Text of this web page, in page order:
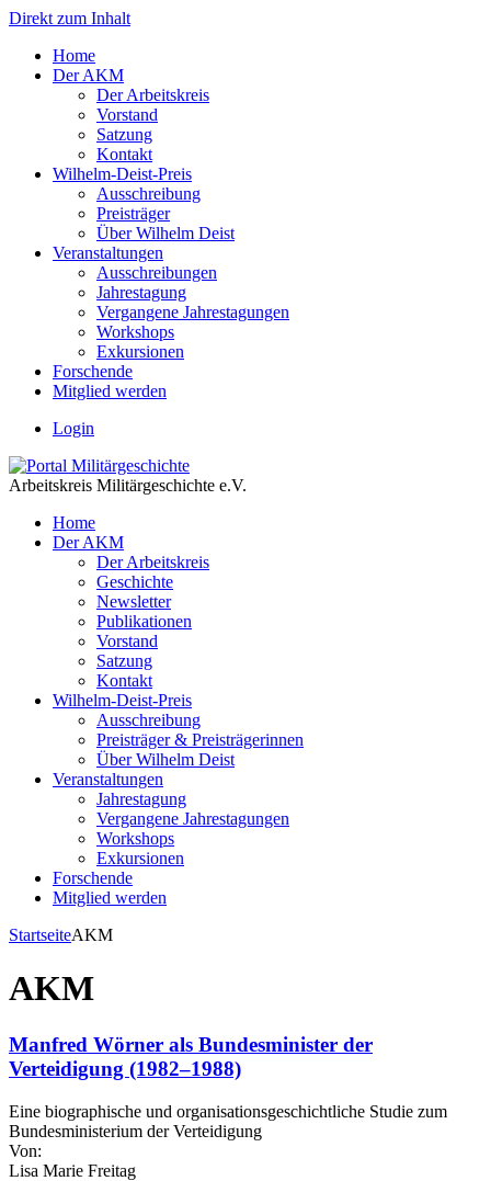
Direkt zum Inhalt
Home
Der AKM
Der Arbeitskreis
Vorstand
Satzung
Kontakt
Wilhelm-Deist-Preis
Ausschreibung
Preisträger
Über Wilhelm Deist
Veranstaltungen
Ausschreibungen
Jahrestagung
Vergangene Jahrestagungen
Workshops
Exkursionen
Forschende
Mitglied werden
Login
Arbeitskreis Militärgeschichte e.V.
Home
Der AKM
Der Arbeitskreis
Geschichte
Newsletter
Publikationen
Vorstand
Satzung
Kontakt
Wilhelm-Deist-Preis
Ausschreibung
Preisträger & Preisträgerinnen
Über Wilhelm Deist
Veranstaltungen
Jahrestagung
Vergangene Jahrestagungen
Workshops
Exkursionen
Forschende
Mitglied werden
StartseiteAKM
AKM
Manfred Wörner als Bundesminister der
Verteidigung (1982–1988)
Eine biographische und organisationsgeschichtliche Studie zum
Bundesministerium der Verteidigung
Von:
Lisa Marie Freitag